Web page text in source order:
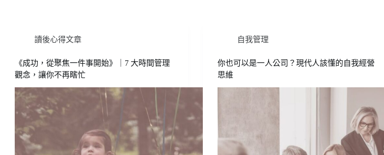
讀後心得文章
《成功，從聚焦一件事開始》｜7 大時間管理
觀念，讓你不再瞎忙
自我管理
你也可以是一人公司？現代人該懂的自我經營
思維